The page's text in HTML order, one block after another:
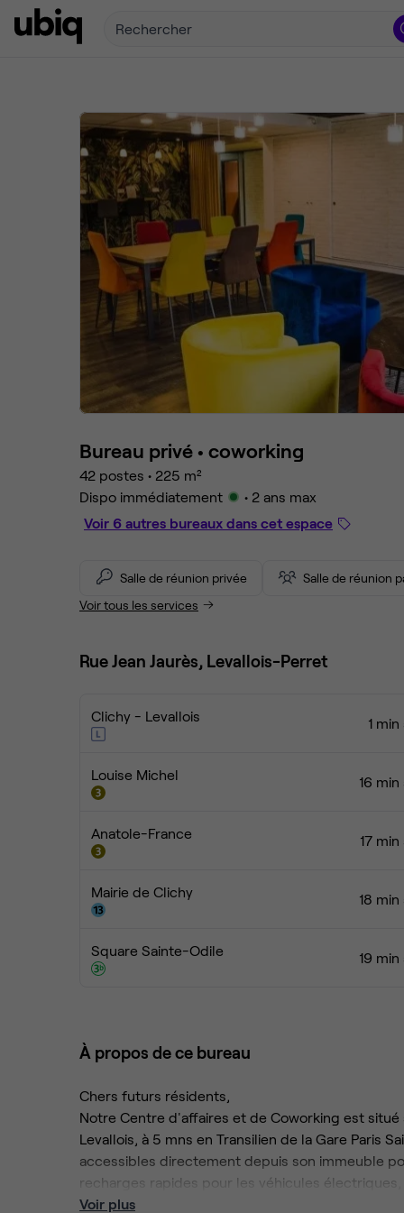
Rechercher
Bureau privé • coworking
42 postes • 225 m²
Dispo immédiatement
• 2 ans max
Voir 6 autres bureaux dans cet espace
Salle de réunion privée Salle de réunion
Voir tous les services
Rue Jean Jaurès, Levallois-Perret
Clichy - Levallois 1
Louise Michel 16
Anatole-France 17
Mairie de Clichy 18
Square Sainte-Odile
19
À propos de ce bureau
Chers futurs résidents,
Notre Centre d'affaires et de Coworking est situé
Levallois, à 5 mns en Transilien de la Gare Paris
accessibles directement depuis son immeuble
recharges rapides pour les véhicules
équipées d'écrans interactifs pour 4 à 60
Voir plus